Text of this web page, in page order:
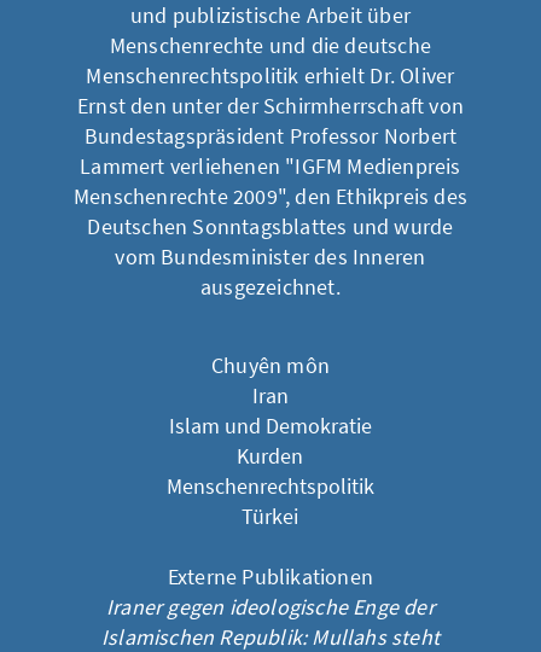
und publizistische Arbeit über
Menschenrechte und die deutsche
Menschenrechtspolitik erhielt Dr. Oliver
Ernst den unter der Schirmherrschaft von
Bundestagspräsident Professor Norbert
Lammert verliehenen "IGFM Medienpreis
Menschenrechte 2009", den Ethikpreis des
Deutschen Sonntagsblattes und wurde
vom Bundesminister des Inneren
ausgezeichnet.
Chuyên môn
Iran
Islam und Demokratie
Kurden
Menschenrechtspolitik
Türkei
Externe Publikationen
Iraner gegen ideologische Enge der
Islamischen Republik: Mullahs steht